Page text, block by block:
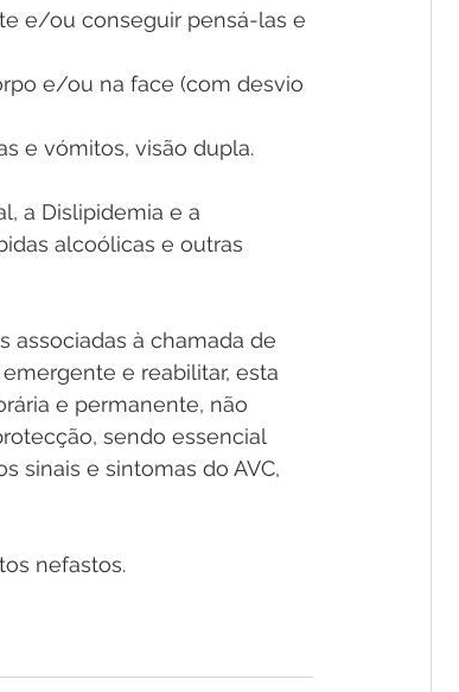
e/ou conseguir pensá-las e
e/ou na face (com desvio
e vómitos, visão dupla.
a Dislipidemia e a
alcoólicas e outras
associadas à chamada de
e reabilitar, esta
e permanente, não
sendo essencial
sinais e sintomas do AVC,
nefastos.